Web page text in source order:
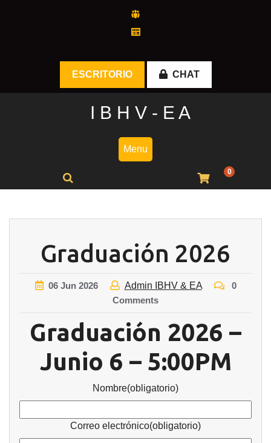
ESCRITORIO CHAT
I B H V - E A
Menu
0
Graduación 2026
06 Jun 2026 Admin IBHV & EA
0
Comments
Graduación 2026 –
Junio 6 – 5:00PM
Nombre(obligatorio)
Correo electrónico(obligatorio)